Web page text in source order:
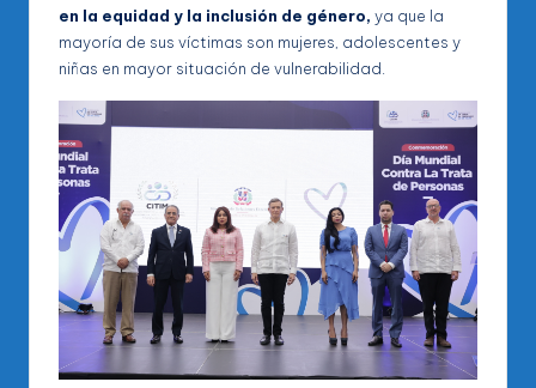
en la equidad y la inclusión de género, ya que la
mayoría de sus víctimas son mujeres, adolescentes y
niñas en mayor situación de vulnerabilidad.